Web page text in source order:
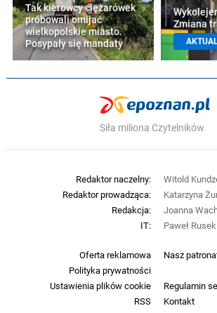
Tak kierowcy ciężarówek
próbowali omijać
wielkopolskie miasto.
Posypały się mandaty
Zmiana
Siła miliona Czytelników
Oferta reklamowa
Nasz
Polityka prywatności
Ustawienia plików cookie
Regulamin
RSS
Kontakt
Redaktor naczelny:
Witold
Redaktor prowadząca:
Katarzyna
Redakcja:
Joanna
IT:
Paweł Rusek